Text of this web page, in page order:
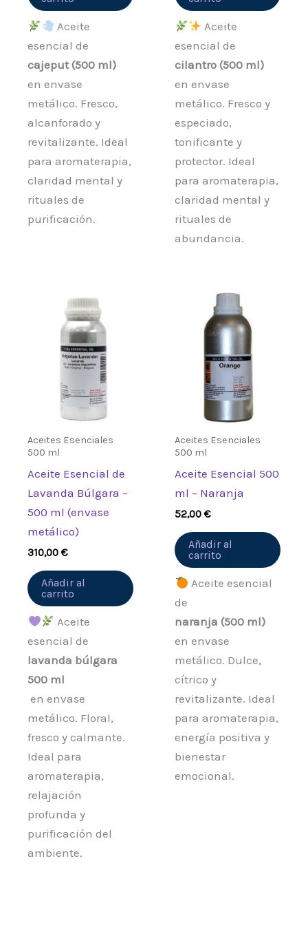
Aceite
esencial de
cajeput (500 ml)
en envase
metálico. Fresco,
alcanforado y
revitalizante. Ideal
para aromaterapia,
claridad mental y
rituales de
purificación.
Aceite
esencial de
cilantro (500 ml)
en envase
metálico. Fresco y
especiado,
tonificante y
protector. Ideal
para aromaterapia,
claridad mental y
rituales de
abundancia.
Aceites Esenciales
500 ml
Aceite Esencial de
Lavanda Búlgara –
500 ml (envase
metálico)
310,00€
Añadir al
carrito
Aceite
esencial de
lavanda búlgara
500 ml
en envase
metálico. Floral,
fresco y calmante.
Ideal para
aromaterapia,
relajación
profunda y
purificación del
ambiente.
Aceites Esenciales
500 ml
Aceite Esencial 500
ml – Naranja
52,00€
Añadir al
carrito
Aceite esencial
de
naranja (500 ml)
en envase
metálico. Dulce,
cítrico y
revitalizante. Ideal
para aromaterapia,
energía positiva y
bienestar
emocional.